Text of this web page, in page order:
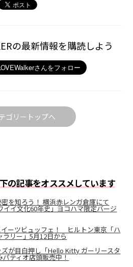
の最新情報を購読しよう
ゴリートップへ
の記事をオススメしています
を知ろう！ 横浜赤レンガ倉庫にて
イ文化60年史」ヨコハマ限定バージ
イーツビュッフェ！ ヒルトン東京「ハ
ラリー」5月12日から
が目白押し「Hello Kitty ガーリースタ
パティオ店頭販売中！